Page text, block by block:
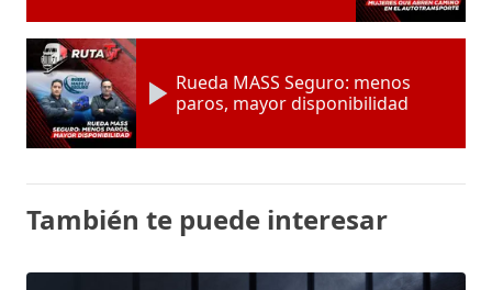
Rueda MASS Seguro: menos
paros, mayor disponibilidad
También te puede interesar